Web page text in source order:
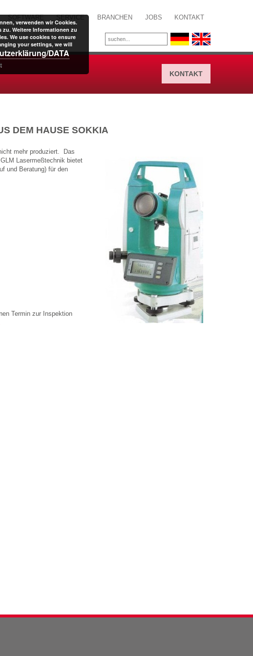
BRANCHEN JOBS KONTAKT
KONTAKT
DEM HAUSE SOKKIA
mehr produziert. Das
Lasermeßtechnik bietet
und Beratung) für den
Termin zur Inspektion
verwenden wir Cookies.
zu. Weitere Informationen zu
We use cookies to ensure
your settings, we will
DATA